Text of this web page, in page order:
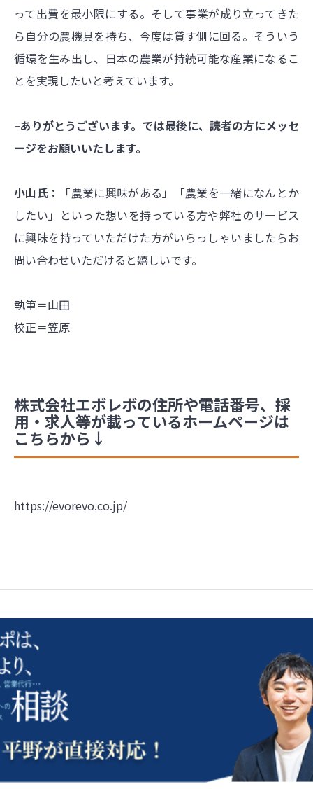
って出費を最小限にする。そして事業が成り立ってきた
ら自分の農機具を持ち、今度は貸す側に回る。そういう
循環を生み出し、日本の農業が持続可能な産業になるこ
とを実現したいと考えています。
–ありがとうございます。では最後に、読者の方にメッセ
ージをお願いいたします。
小山氏：
「農業に興味がある」「農業を一緒になんとか
したい」といった想いを持っている方や弊社のサービス
に興味を持っていただけた方がいらっしゃいましたらお
問い合わせいただけると嬉しいです。
執筆＝山田
校正＝笠原
株式会社エボレボの住所や電話番号、採
用・求人等が載っているホームページは
こちらから↓
https://evorevo.co.jp/